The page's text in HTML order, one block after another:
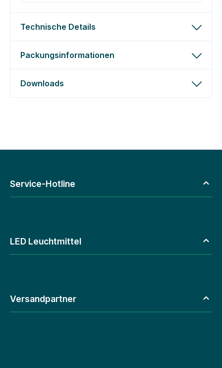
Technische Details
Packungsinformationen
Downloads
Service-Hotline
LED Leuchtmittel
Versandpartner